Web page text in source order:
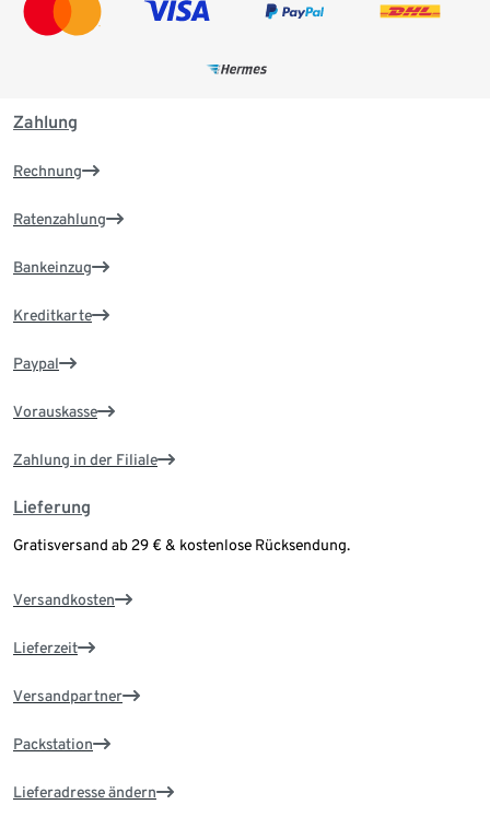
Zahlung
Rechnung
Ratenzahlung
Bankeinzug
Kreditkarte
Paypal
Vorauskasse
Zahlung in der Filiale
Lieferung
Gratisversand ab 29 € & kostenlose Rücksendung.
Versandkosten
Lieferzeit
Versandpartner
Packstation
Lieferadresse ändern